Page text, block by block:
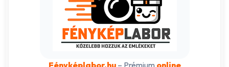
Fényképlabor.hu– Prémium online